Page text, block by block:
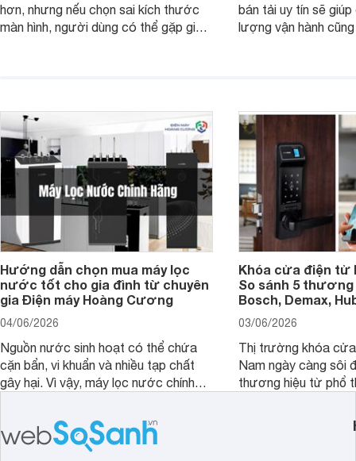
hơn, nhưng nếu chọn sai kích thước
màn hình, người dùng có thể gặp giao
bán tải uy tín sẽ
lượng vận hành
Hướng dẫn chọn mua máy lọc
nước tốt cho gia đình từ chuyên
gia Điện máy Hoàng Cương
04/06/2026
Nguồn nước sinh hoạt có thể chứa
cặn bẩn, vi khuẩn và nhiều tạp chất
gây hại. Vì vậy, máy lọc nước chính
sức khỏe và đảm bảo nguồn nước
sạch cho cả gia đình.
Khóa cửa điện tử
So sánh 5 thương
Bosch, Demax,
03/06/2026
Thị trường khóa
Nam ngày càng sôi
thương hiệu từ phổ
cửa điện tử hãng
sẽ so sánh 5